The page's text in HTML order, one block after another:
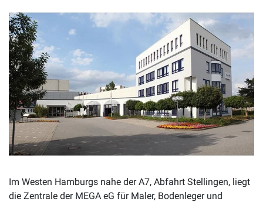
Im Westen Hamburgs nahe der A7, Abfahrt Stellingen, liegt
die Zentrale der MEGA eG für Maler, Bodenleger und